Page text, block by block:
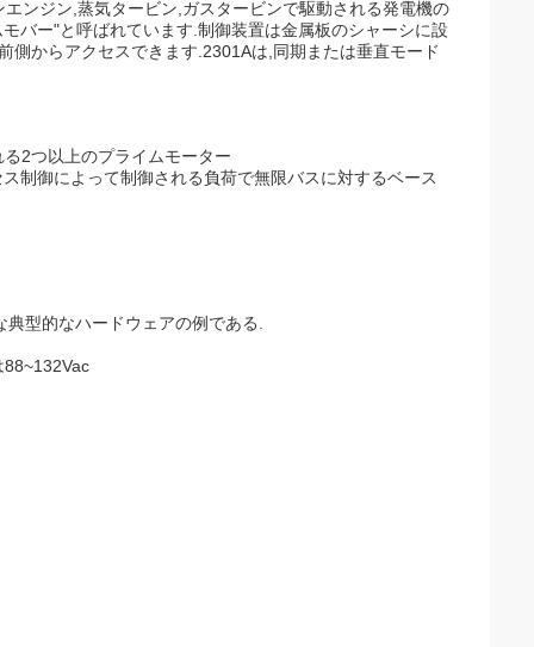
ンジン,蒸気タービン,ガスタービンで駆動される発電機の
バー"と呼ばれています.制御装置は金属板のシャーシに設
側からアクセスできます.2301Aは,同期または垂直モード
2つ以上のプライムモーター
制御によって制御される負荷で無限バスに対するベース
型的なハードウェアの例である.